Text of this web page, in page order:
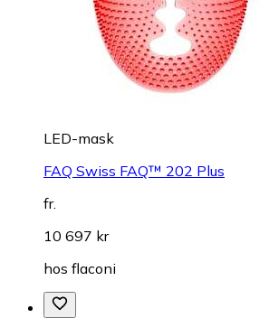
LED-mask
FAQ Swiss FAQ™ 202 Plus
fr.
10 697 kr
hos flaconi